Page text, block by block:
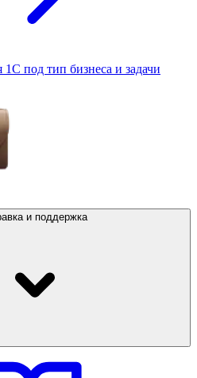
под тип бизнеса и задачи
и поддержка